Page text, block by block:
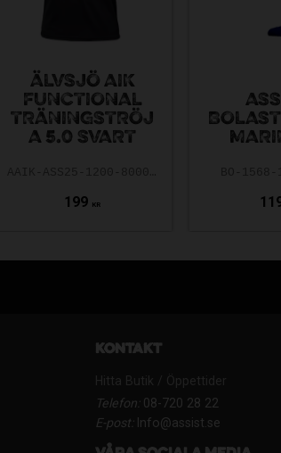
ÄLVSJÖ AIK
FUNCTIONAL
TRÄNINGSTRÖJ
A 5.0 SVART
199 KR
Kontakt
Hitta Butik / Öppettider
Telefon:08-720 28 22
E-post:Info@assist.se